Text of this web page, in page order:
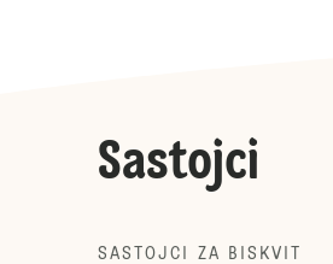
Sastojci
SASTOJCI ZA BISKVIT